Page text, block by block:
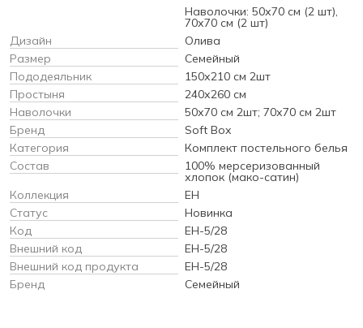
Наволочки: 50х70 см (2 шт),
70х70 см (2 шт)
Дизайн
Олива
Размер
Семейный
Пододеяльник
150х210 см 2шт
Простыня
240х260 см
Наволочки
50х70 см 2шт; 70х70 см 2шт
Бренд
Soft Box
Категория
Комплект постельного белья
Состав
100% мерсеризованный
хлопок (мако-сатин)
Коллекция
EH
Статус
Новинка
Код
EH-5/28
Внешний код
EH-5/28
Внешний код продукта
EH-5/28
Бренд
Семейный